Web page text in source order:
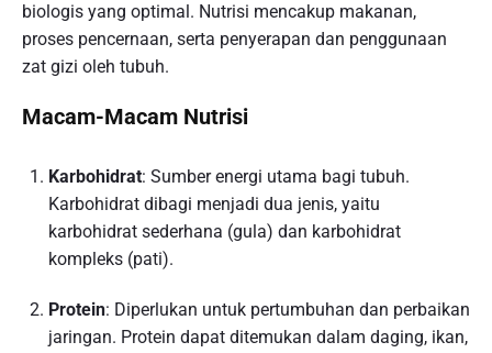
biologis yang optimal. Nutrisi mencakup makanan,
proses pencernaan, serta penyerapan dan penggunaan
zat gizi oleh tubuh.
Macam-Macam Nutrisi
Karbohidrat: Sumber energi utama bagi tubuh.
Karbohidrat dibagi menjadi dua jenis, yaitu
karbohidrat sederhana (gula) dan karbohidrat
kompleks (pati).
Protein: Diperlukan untuk pertumbuhan dan perbaikan
jaringan. Protein dapat ditemukan dalam daging, ikan,